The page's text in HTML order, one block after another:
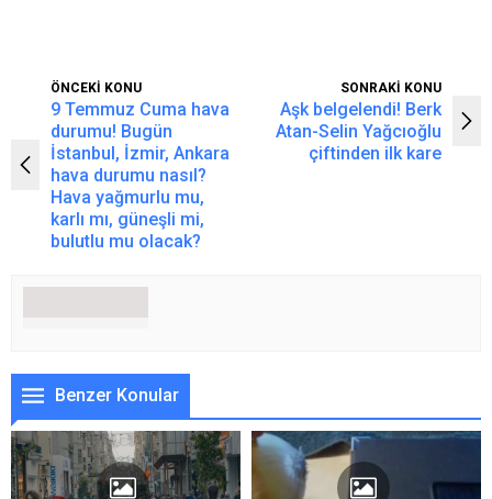
ÖNCEKİ KONU
9 Temmuz Cuma hava
durumu! Bugün
İstanbul, İzmir, Ankara
hava durumu nasıl?
Hava yağmurlu mu,
karlı mı, güneşli mi,
bulutlu mu olacak?
SONRAKİ KONU
Aşk belgelendi! Berk
Atan-Selin Yağcıoğlu
çiftinden ilk kare
Benzer Konular